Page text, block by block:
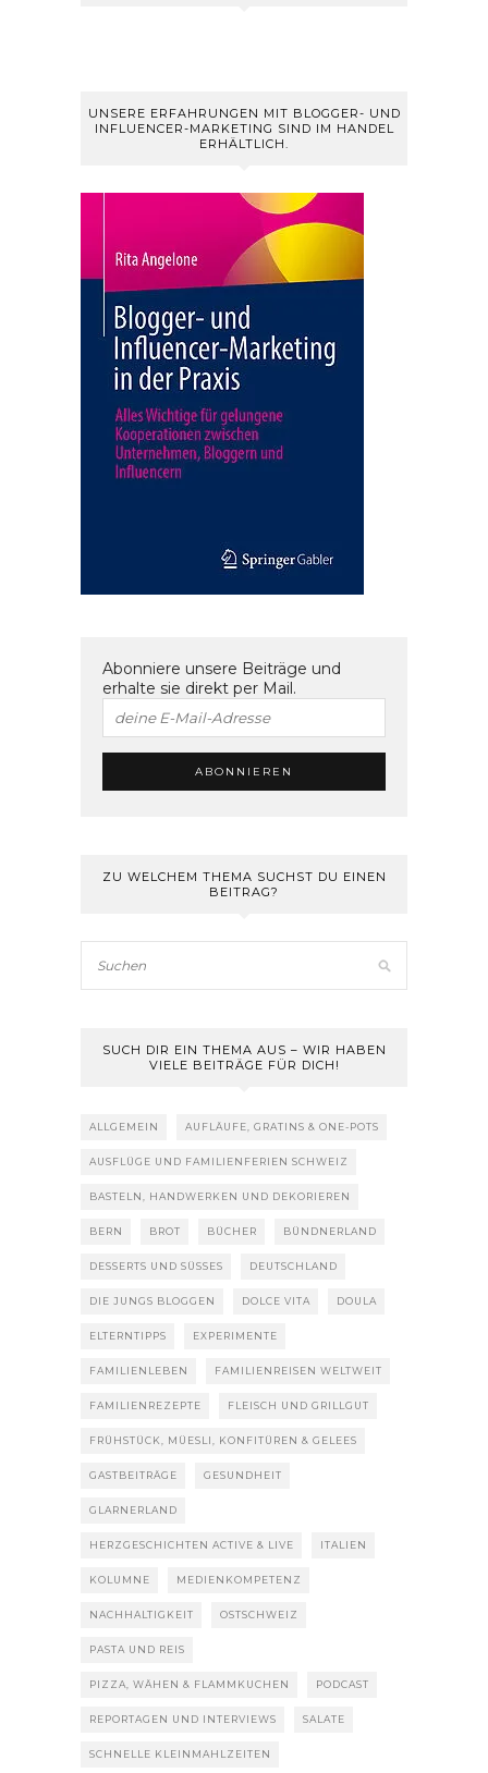
UNSERE ERFAHRUNGEN MIT BLOGGER- UND
INFLUENCER-MARKETING SIND IM HANDEL
ERHÄLTLICH.
Abonniere unsere Beiträge und
erhalte sie direkt per Mail.
ZU WELCHEM THEMA SUCHST DU EINEN
BEITRAG?
SUCH DIR EIN THEMA AUS – WIR HABEN
VIELE BEITRÄGE FÜR DICH!
ALLGEMEIN AUFLÄUFE, GRATINS & ONE-POTS
AUSFLÜGE UND FAMILIENFERIEN SCHWEIZ
BASTELN, HANDWERKEN UND DEKORIEREN
BERN BROT BÜCHER BÜNDNERLAND
DESSERTS UND SÜSSES DEUTSCHLAND
DIE JUNGS BLOGGEN DOLCE VITA DOULA
ELTERNTIPPS EXPERIMENTE
FAMILIENLEBEN FAMILIENREISEN WELTWEIT
FAMILIENREZEPTE FLEISCH UND GRILLGUT
FRÜHSTÜCK, MÜESLI, KONFITÜREN & GELEES
GASTBEITRÄGE GESUNDHEIT
GLARNERLAND
HERZGESCHICHTEN ACTIVE & LIVE ITALIEN
KOLUMNE MEDIENKOMPETENZ
NACHHALTIGKEIT OSTSCHWEIZ
PASTA UND REIS
PIZZA, WÄHEN & FLAMMKUCHEN PODCAST
REPORTAGEN UND INTERVIEWS SALATE
SCHNELLE KLEINMAHLZEITEN